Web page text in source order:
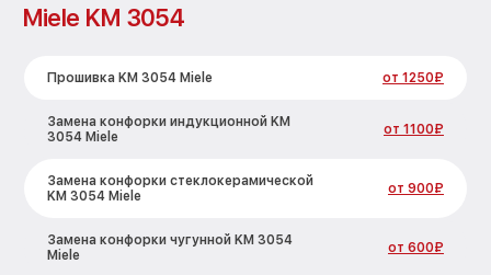
Miele KM 3054
Прошивка KM 3054 Miele от 1250₽
Замена конфорки индукционной KM
3054 Miele
от 1100₽
Замена конфорки стеклокерамической
KM 3054 Miele
от 900₽
Замена конфорки чугунной KM 3054
Miele
от 600₽